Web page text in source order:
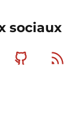
sociaux
MastodonGithub